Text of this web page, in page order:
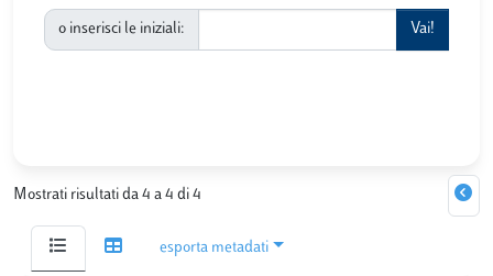
o inserisci le iniziali:
Mostrati risultati da 4 a 4 di 4
esporta metadati